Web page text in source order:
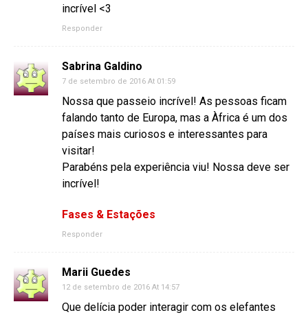
incrível <3
Responder
Sabrina Galdino
7 de setembro de 2016 At 01:59
Nossa que passeio incrível! As pessoas ficam
falando tanto de Europa, mas a Àfrica é um dos
países mais curiosos e interessantes para
visitar!
Parabéns pela experiência viu! Nossa deve ser
incrível!
Fases & Estações
Responder
Marii Guedes
12 de setembro de 2016 At 14:57
Que delícia poder interagir com os elefantes